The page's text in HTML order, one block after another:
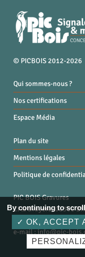
© PICBOIS 2012-2026
Qui sommes-nous ?
Nos certifications
Espace Média
Plan du site
Mentions légales
Politique de
PIC BOIS Gravures
ZI la Bruyère, 01300
Tél. : 04 79 87 96 40
e-mail :info@pic-
By continuing to
OK, ACCEPT